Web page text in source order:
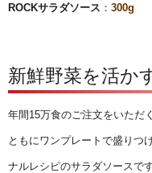
ROCKサラダソース ： 300g
新鮮野菜を活か
年間15万食のご注文をいただ
ともにワンプレートで盛りつ
ナルレシピのサラダソースで